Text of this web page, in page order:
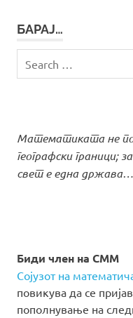
БАРАЈ…
for:
Математиката не
географски
свет е една држава…
Биди член на СММ
Сојузот на
повикува да се
пополнување на